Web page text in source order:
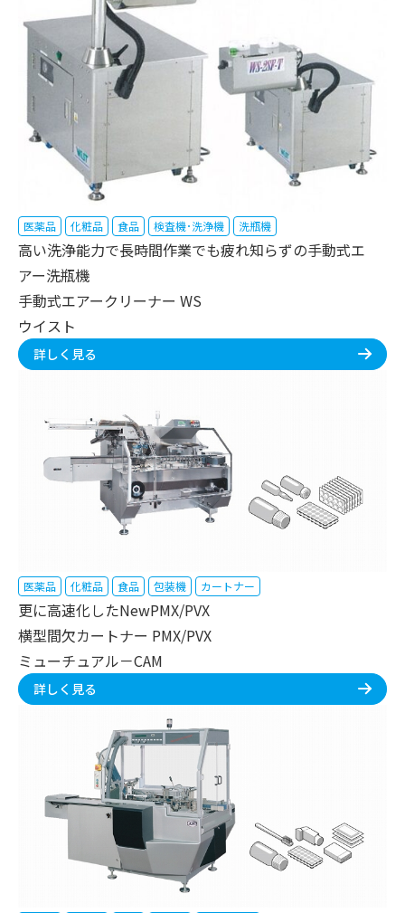
医薬品 化粧品 食品 検査機･洗浄機 洗瓶機
高い洗浄能力で長時間作業でも疲れ知らずの手動式エ
アー洗瓶機
手動式エアークリーナー WS
ウイスト
詳しく見る
医薬品 化粧品 食品 包装機 カートナー
更に高速化したNewPMX/PVX
横型間欠カートナー PMX/PVX
ミューチュアル－CAM
詳しく見る